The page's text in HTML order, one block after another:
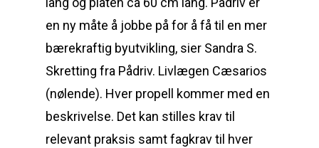
en ny måte å jobbe på for å få til en mer
bærekraftig byutvikling, sier Sandra S.
Skretting fra Pådriv. Livlægen Cæsarios
(nølende). Hver propell kommer med en
beskrivelse. Det kan stilles krav til
relevant praksis samt fagkrav til hver